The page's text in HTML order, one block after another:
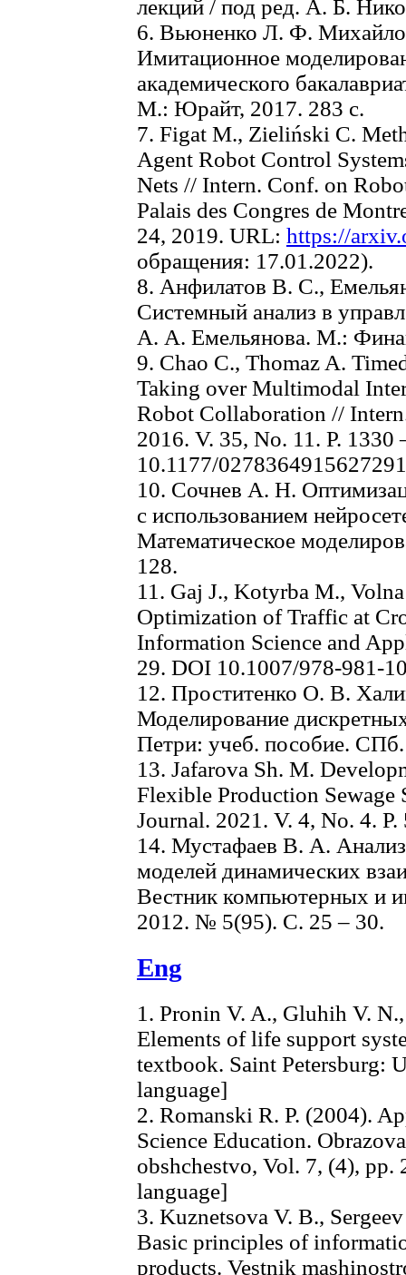
лекций / под ред. А. Б.
6. Вьюненко Л. Ф.
Имитационное
академического
М.: Юрайт, 2017. 283 с.
7. Figat M., Zieliński C.
Agent Robot Control
Nets // Intern. Conf. on
Palais des Сongres de
24, 2019. URL: https://
обращения: 17.01.2022).
8. Анфилатов B. C.,
Системный анализ в
А. А. Емельянова. М.:
9. Chao C., Thomaz A.
Taking over Multimodal
Robot Collaboration //
2016. V. 35, No. 11. P. 1330
10.1177/0278364915627291
10. Сочнев А. Н.
с использованием
Математическое
128.
11. Gaj J., Kotyrba M.,
Optimization of Traffic at
Information Science and
29. DOI 10.1007/978-981-
12. Проститенко О. В.
Моделирование
Петри: учеб. пособие.
13. Jafarova Sh. M.
Flexible Production Sewage
Journal. 2021. V. 4, No. 4. Р.
14. Мустафаев В. А.
моделей динамических
Вестник компьютерных и
2012. № 5(95). С. 25 – 30.
Eng
1. Pronin V. A., Gluhih V.
Elements of life support
textbook. Saint Petersburg:
language]
2. Romanski R. P. (2004).
Science Education.
obshchestvo, Vol. 7, (4), pp.
language]
3. Kuznetsova V. B.,
Basic principles of
products. Vestnik